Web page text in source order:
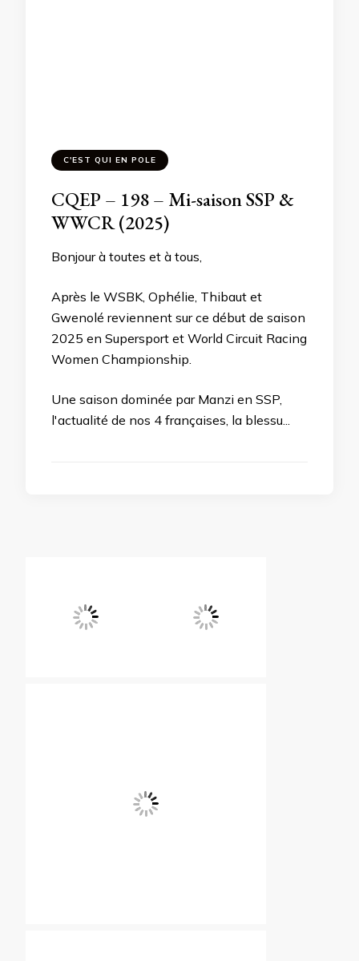
C'EST QUI EN POLE
CQEP – 198 – Mi-saison SSP &
WWCR (2025)
Bonjour à toutes et à tous,
Après le WSBK, Ophélie, Thibaut et
Gwenolé reviennent sur ce début de saison
2025 en Supersport et World Circuit Racing
Women Championship.
Une saison dominée par Manzi en SSP,
l'actualité de nos 4 françaises, la blessu...